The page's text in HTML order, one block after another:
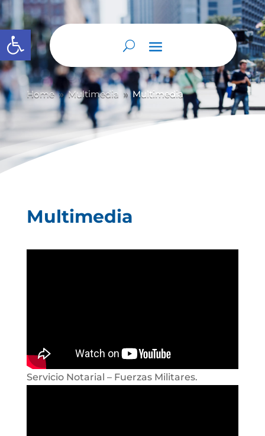
Abrir barra de herramientas
Home 9 Multimedia 9 Multimedia
Multimedia
Servicio Notarial – Fuerzas Militares.